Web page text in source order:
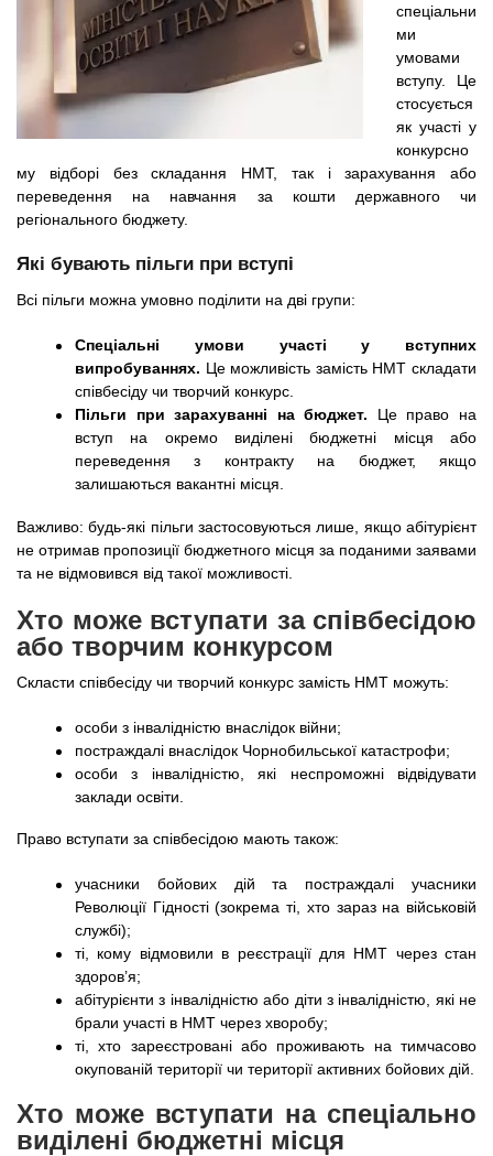
n
t
s
.
i
n
в
е
д
е
н
и
й
Онлайн курсы
За рубежом
спеціальни
ми
умовами
вступу. Це
стосується
як участі у
конкурсно
му відборі без складання НМТ, так і зарахування або
переведення на навчання за кошти державного чи
регіонального бюджету.
Які бувають пільги при вступі
Всі пільги можна умовно поділити на дві групи:
Спеціальні умови участі у вступних
випробуваннях. Це можливість замість НМТ складати
співбесіду чи творчий конкурс.
Пільги при зарахуванні на бюджет. Це право на
вступ на окремо виділені бюджетні місця або
переведення з контракту на бюджет, якщо
залишаються вакантні місця.
Важливо: будь-які пільги застосовуються лише, якщо абітурієнт
не отримав пропозиції бюджетного місця за поданими заявами
та не відмовився від такої можливості.
Хто може вступати за співбесідою
або творчим конкурсом
Скласти співбесіду чи творчий конкурс замість НМТ можуть:
особи з інвалідністю внаслідок війни;
постраждалі внаслідок Чорнобильської катастрофи;
особи з інвалідністю, які неспроможні відвідувати
заклади освіти.
Право вступати за співбесідою мають також:
учасники бойових дій та постраждалі учасники
Революції Гідності (зокрема ті, хто зараз на військовій
службі);
ті, кому відмовили в реєстрації для НМТ через стан
здоров’я;
абітурієнти з інвалідністю або діти з інвалідністю, які не
брали участі в НМТ через хворобу;
ті, хто зареєстровані або проживають на тимчасово
окупованій території чи території активних бойових дій.
Хто може вступати на спеціально
виділені бюджетні місця